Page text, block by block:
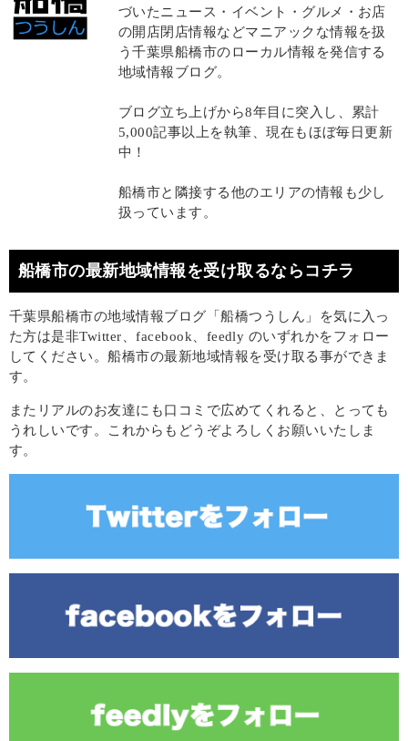
づいたニュース・イベント・グルメ・お店
の開店閉店情報などマニアックな情報を扱
う千葉県船橋市のローカル情報を発信する
地域情報ブログ。
ブログ立ち上げから8年目に突入し、累計
5,000記事以上を執筆、現在もほぼ毎日更新
中！
船橋市と隣接する他のエリアの情報も少し
扱っています。
船橋市の最新地域情報を受け取るならコチラ
千葉県船橋市の地域情報ブログ「船橋つうしん」を気に入っ
た方は是非Twitter、facebook、feedly のいずれかをフォロー
してください。船橋市の最新地域情報を受け取る事ができま
す。
またリアルのお友達にも口コミで広めてくれると、とっても
うれしいです。これからもどうぞよろしくお願いいたしま
す。